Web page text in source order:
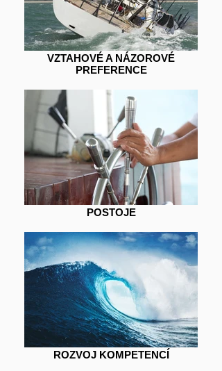
VZTAHOVÉ A NÁZOROVÉ
PREFERENCE
POSTOJE
ROZVOJ KOMPETENCÍ